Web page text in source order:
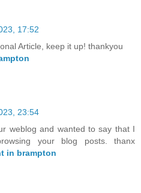
17:52
Article, keep it up! thankyou
23:54
weblog and wanted to say that I
your blog posts. thanx
in brampton